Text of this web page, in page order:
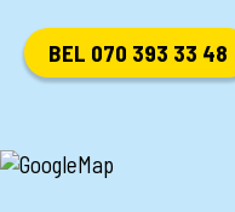
BEL 070 393 33 48